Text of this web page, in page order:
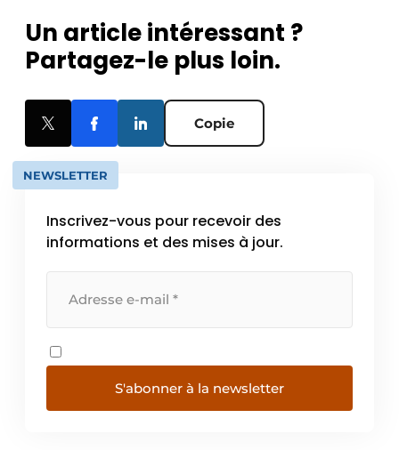
Un article intéressant ?
Partagez-le plus loin.
Copie
NEWSLETTER
Inscrivez-vous pour recevoir des
informations et des mises à jour.
S'abonner à la newsletter